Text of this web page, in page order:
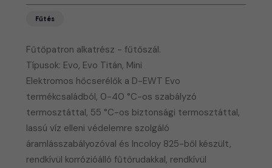
Fűtőpatron alkatrész - fűtőszál.
Típusok: Evo, Evo Titán, Mini
Elektromos hőcserélők a D-EWT Evo
termékcsaládból, 0-40 °C-os szabályzó
termosztáttal, 55 °C-os biztonsági termosztáttal,
lassú víz elleni védelemre szolgáló
áramlásszabályozóval és Incoloy 825-ből készült,
rendkívül korrózióálló fűtőrudakkal, rendkívül
Fűtés